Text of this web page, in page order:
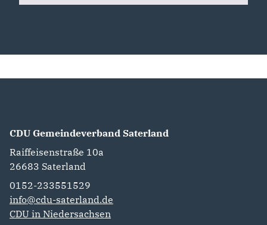
CDU Gemeindeverband Saterland
Raiffeisenstraße 10a
26683 Saterland
0152-233551529
info@cdu-saterland.de
CDU in Niedersachsen